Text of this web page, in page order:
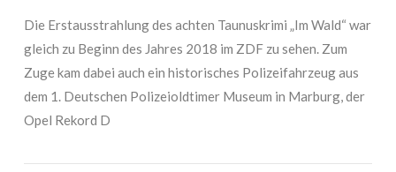
Die Erstausstrahlung des achten Taunuskrimi „Im Wald“ war
gleich zu Beginn des Jahres 2018 im ZDF zu sehen. Zum
Zuge kam dabei auch ein historisches Polizeifahrzeug aus
dem 1. Deutschen Polizeioldtimer Museum in Marburg, der
Opel Rekord D